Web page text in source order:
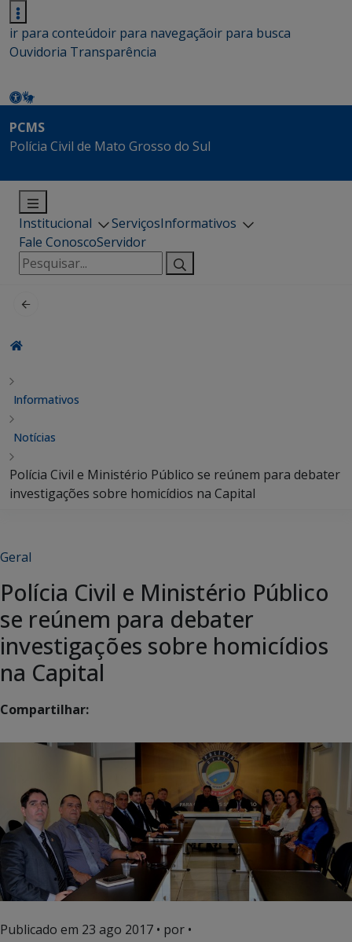
ir para conteúdoir para navegaçãoir para busca
Ouvidoria Transparência
PCMS
Polícia Civil de Mato Grosso do Sul
Institucional ServiçosInformativos
Fale ConoscoServidor
Pesquisar
por:
Informativos
Notícias
Polícia Civil e Ministério Público se reúnem para debater
investigações sobre homicídios na Capital
Geral
Polícia Civil e Ministério Público
se reúnem para debater
investigações sobre homicídios
na Capital
Compartilhar:
Publicado em 23 ago 2017 • por •